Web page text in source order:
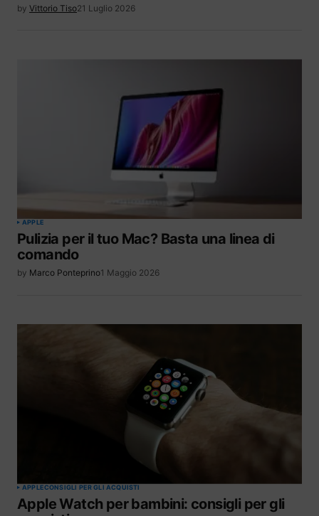
by Vittorio Tiso21 Luglio 2026
APPLE
Pulizia per il tuo Mac? Basta una linea di
comando
by Marco Ponteprino1 Maggio 2026
APPLECONSIGLI PER GLI ACQUISTI
Apple Watch per bambini: consigli per gli